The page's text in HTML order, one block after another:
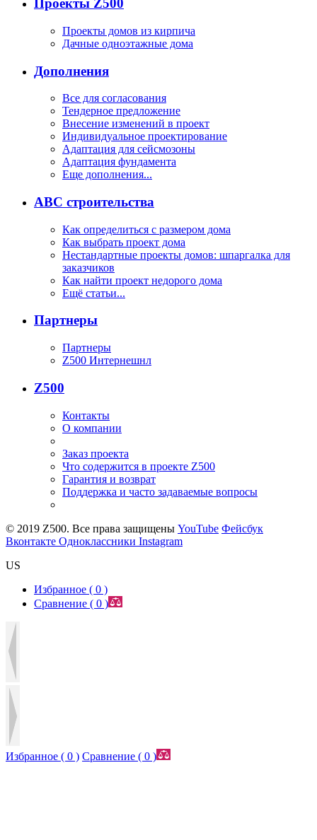
Проекты Z500
Проекты домов из кирпича
Дачные одноэтажные дома
Дополнения
Все для согласования
Тендерное предложение
Внесение изменений в проект
Индивидуальное проектирование
Адаптация для сейсмозоны
Адаптация фундамента
Еще дополнения...
ABC строительства
Как определиться с размером дома
Как выбрать проект дома
Нестандартные проекты домов: шпаргалка для
заказчиков
Как найти проект недорого дома
Ещё статьи...
Партнеры
Партнеры
Z500 Интернешнл
Z500
Контакты
О компании
Заказ проекта
Что содержится в проекте Z500
Гарантия и возврат
Поддержка и часто задаваемые вопросы
© 2019 Z500. Все права защищены YouTube Фейсбук
Вконтакте Одноклассники Instagram
US
Избранное ( 0 )
Сравнение ( 0 )
Избранное ( 0 ) Сравнение ( 0 )